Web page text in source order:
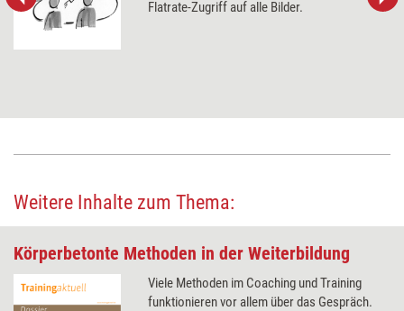
Flatrate-Zugriff auf alle Bilder.
Weitere Inhalte zum Thema:
Körperbetonte Methoden in der Weiterbildung
Viele Methoden im Coaching und Training
funktionieren vor allem über das Gespräch.